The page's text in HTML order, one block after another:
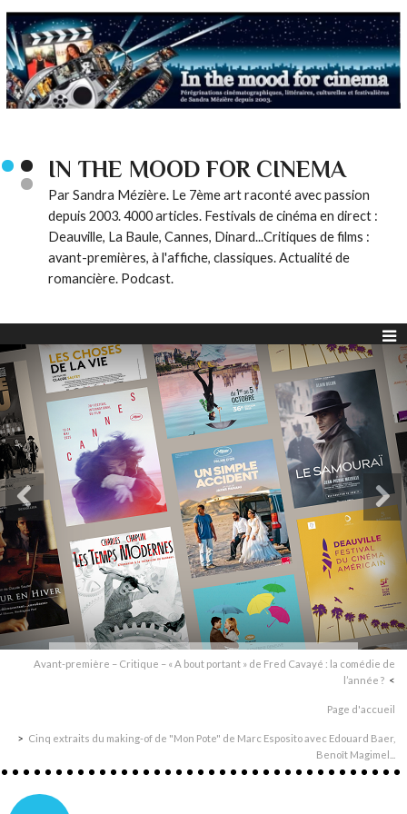
IN THE MOOD FOR CINEMA
Par Sandra Mézière. Le 7ème art raconté avec passion
depuis 2003. 4000 articles. Festivals de cinéma en direct :
Deauville, La Baule, Cannes, Dinard...Critiques de films :
avant-premières, à l'affiche, classiques. Actualité de
romancière. Podcast.
Avant-première – Critique – « A bout portant » de Fred Cavayé : la comédie de
l’année ?
Page d'accueil
Cinq extraits du making-of de "Mon Pote" de Marc Esposito avec Edouard Baer,
Benoît Magimel...